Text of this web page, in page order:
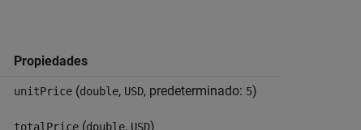
Propiedades
unitPrice (double, USD, predeterminado: 5)
totalPrice (double, USD)